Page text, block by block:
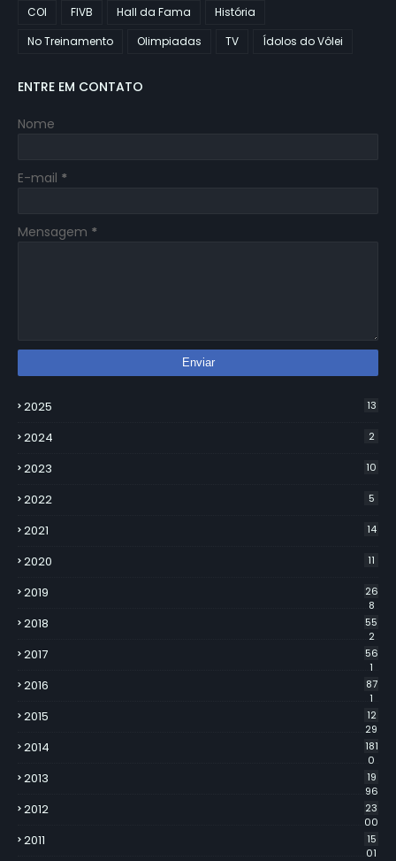
COI
FIVB Hall da Fama
História
No Treinamento
Olimpiadas TV Ídolos do Vôlei
ENTRE EM CONTATO
Nome
E-mail *
Mensagem *
2025 13
2024 2
2023 10
2022 5
2021 14
2020 11
2019
26
8
2018
55
2
2017
56
1
2016
87
1
2015
12
29
2014
181
0
2013
19
96
2012
23
00
2011
15
01